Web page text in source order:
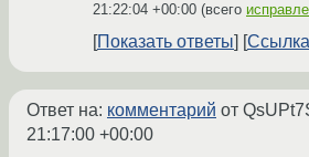
21:22:04 +00:00 (всего
Показать ответы Ссылка
Ответ на: комментарий от
21:17:00 +00:00